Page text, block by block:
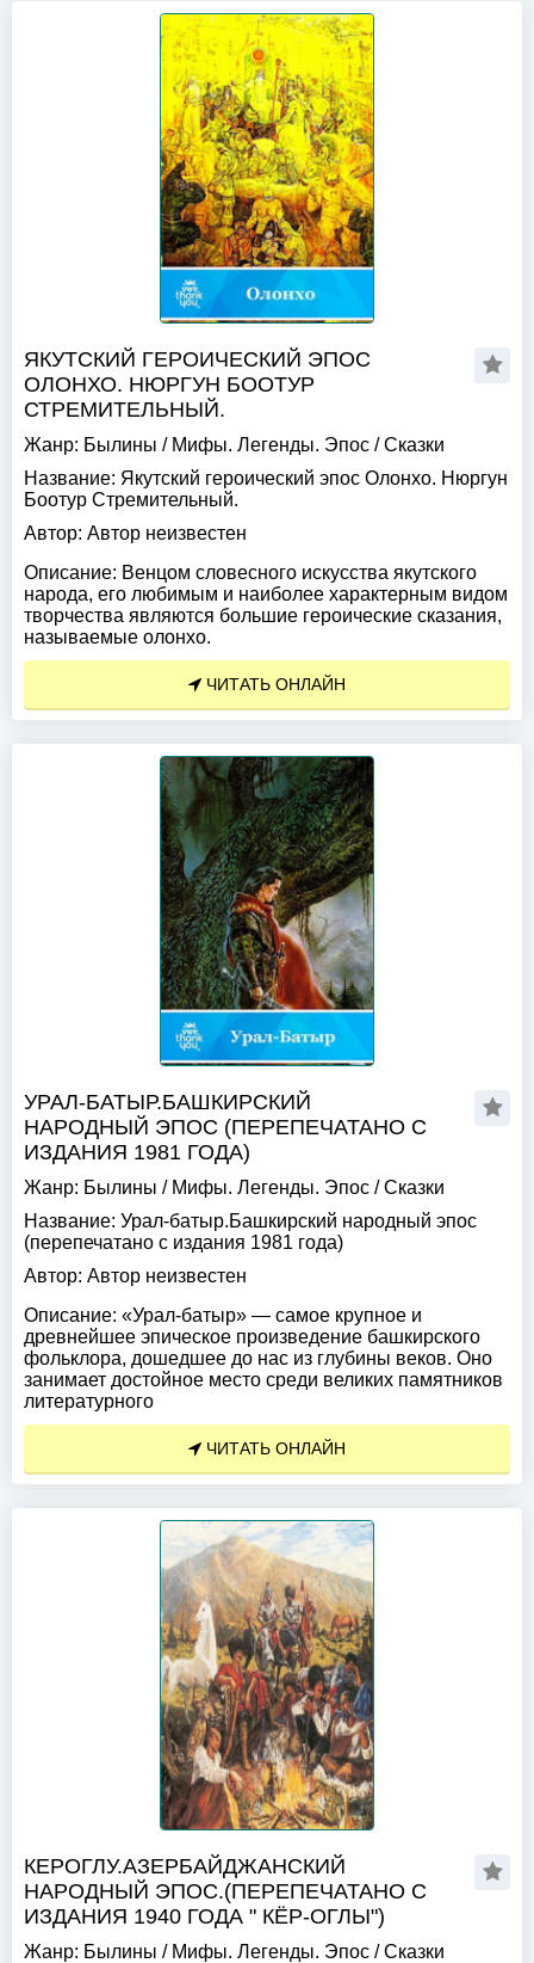
ЯКУТСКИЙ ГЕРОИЧЕСКИЙ ЭПОС
ОЛОНХО. НЮРГУН БООТУР
СТРЕМИТЕЛЬНЫЙ.
Жанр: Былины / Мифы. Легенды. Эпос /Сказки
Название: Якутский героический эпос Олонхо. Нюргун
Боотур Стремительный.
Автор: Автор неизвестен
Описание: Венцом словесного искусства якутского
народа, его любимым и наиболее характерным видом
творчества являются большие героические сказания,
называемые олонхо.
ЧИТАТЬ ОНЛАЙН
УРАЛ-БАТЫР.БАШКИРСКИЙ
НАРОДНЫЙ ЭПОС (ПЕРЕПЕЧАТАНО С
ИЗДАНИЯ 1981 ГОДА)
Жанр: Былины / Мифы. Легенды. Эпос /Сказки
Название: Урал-батыр.Башкирский народный эпос
(перепечатано с издания 1981 года)
Автор: Автор неизвестен
Описание: «Урал-батыр» — самое крупное и
древнейшее эпическое произведение башкирского
фольклора, дошедшее до нас из глубины веков. Оно
занимает достойное место среди великих памятников
литературного
ЧИТАТЬ ОНЛАЙН
КЕРОГЛУ.АЗЕРБАЙДЖАНСКИЙ
НАРОДНЫЙ ЭПОС.(ПЕРЕПЕЧАТАНО С
ИЗДАНИЯ 1940 ГОДА " КЁР-ОГЛЫ")
Жанр: Былины / Мифы. Легенды. Эпос /Сказки